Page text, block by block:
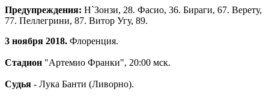
Предупреждения: Н`Зонзи, 28. Фасио, 36. Бираги, 67. Верету,
77. Пеллегрини, 87. Витор Угу, 89.
3 ноября 2018. Флоренция.
Стадион "Артемио Франки", 20:00 мск.
Судья - Лука Банти (Ливорно).